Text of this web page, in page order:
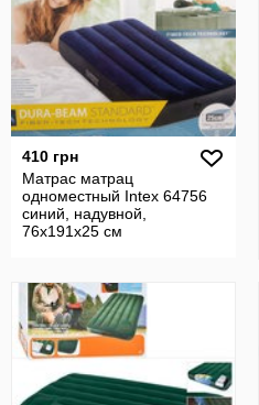
410 грн
Матрас матрац
одноместный Intex 64756
синий, надувной,
76х191х25 см